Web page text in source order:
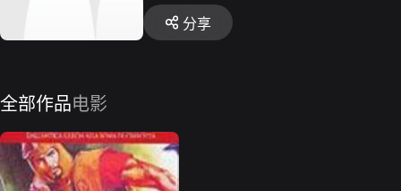
分享
全部作品电影